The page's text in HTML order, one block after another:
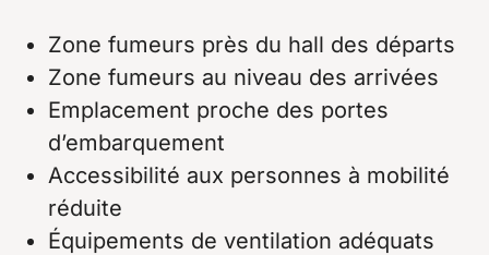
Zone fumeurs près du hall des départs
Zone fumeurs au niveau des arrivées
Emplacement proche des portes
d’embarquement
Accessibilité aux personnes à mobilité
réduite
Équipements de ventilation adéquats